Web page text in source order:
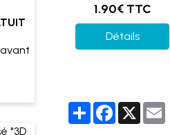
1.90€ TTC
Détails
PartagerFacebook
X
"3D